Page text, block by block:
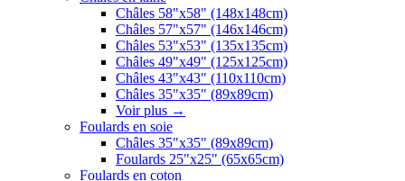
Châles 58"x58" (148x148cm)
Châles 57"x57" (146x146cm)
Châles 53"x53" (135x135cm)
Châles 49"x49" (125x125cm)
Châles 43"x43" (110x110cm)
Châles 35"x35" (89x89cm)
Voir plus →
Foulards en soie
Châles 35"x35" (89x89cm)
Foulards 25"x25" (65x65cm)
Foulards en coton